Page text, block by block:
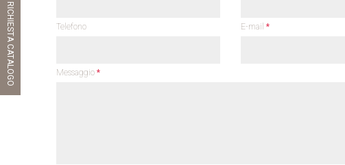
Telefono E-mail *
Messaggio*
RICHIESTA CATALOGO